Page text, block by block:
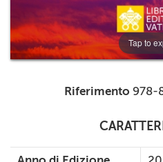
Tap to
Riferimento 978-